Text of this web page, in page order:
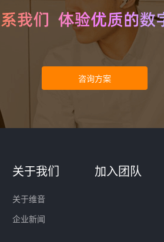
关于我们
关于维音
企业新闻
加入团队